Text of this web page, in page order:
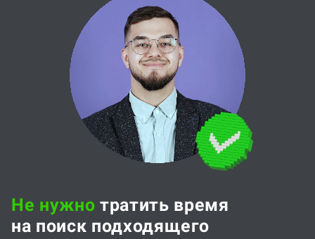
Не нужно тратить время
на поиск подходящего